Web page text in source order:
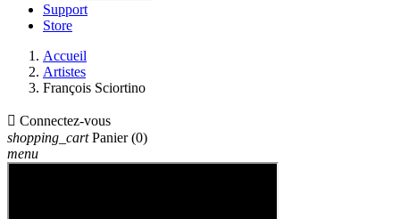
Support
Store
Accueil
Artistes
François Sciortino
 Connectez-vous
shopping_cart Panier (0)
menu